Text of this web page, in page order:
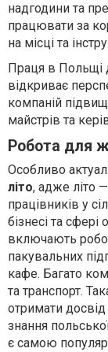
надгодини та
працювати за
на місці та
Праця в Польщі
відкриває
компаній
майстрів та
Робота для
Особливо
літо, адже літо
працівників у
бізнесі та сфері
включають
пакувальних
кафе. Багато
та транспорт.
отримати
знання
є самою